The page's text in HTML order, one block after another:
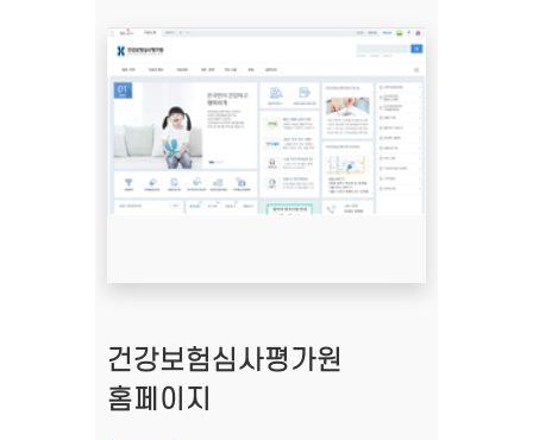
건강보험심사평가원
홈페이지